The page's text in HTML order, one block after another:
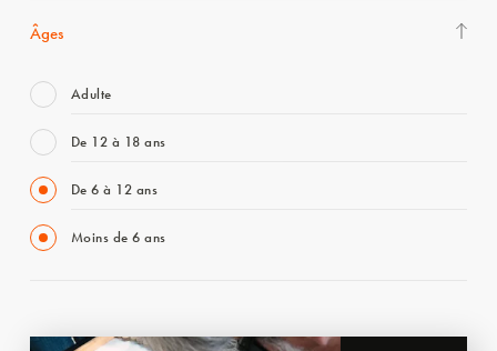
Âges
Adulte
De 12 à 18 ans
De 6 à 12 ans
Moins de 6 ans